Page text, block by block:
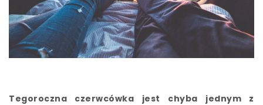
Tegoroczna czerwcówka jest chyba jednym z